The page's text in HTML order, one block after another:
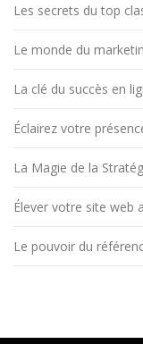
Les secrets du top
Le monde du
La clé du succès en
Éclairez votre
La Magie de la
Élever votre site web
Le pouvoir du